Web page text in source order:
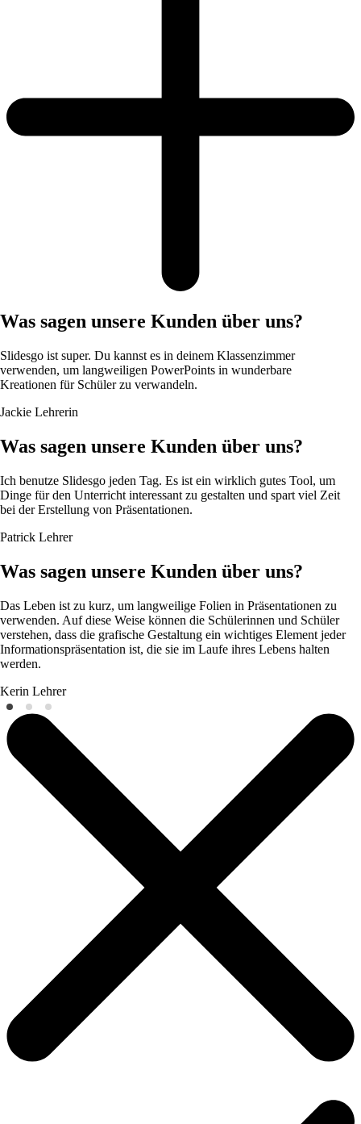
Was sagen unsere Kunden über uns?
Slidesgo ist super. Du kannst es in deinem Klassenzimmer
verwenden, um langweiligen PowerPoints in wunderbare
Kreationen für Schüler zu verwandeln.
Jackie Lehrerin
Was sagen unsere Kunden über uns?
Ich benutze Slidesgo jeden Tag. Es ist ein wirklich gutes Tool, um
Dinge für den Unterricht interessant zu gestalten und spart viel Zeit
bei der Erstellung von Präsentationen.
Patrick Lehrer
Was sagen unsere Kunden über uns?
Das Leben ist zu kurz, um langweilige Folien in Präsentationen zu
verwenden. Auf diese Weise können die Schülerinnen und Schüler
verstehen, dass die grafische Gestaltung ein wichtiges Element jeder
Informationspräsentation ist, die sie im Laufe ihres Lebens halten
werden.
Kerin Lehrer